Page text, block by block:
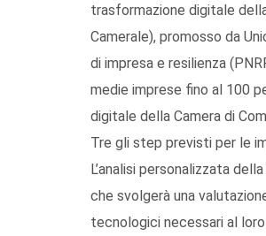
trasformazione digitale
Camerale), promosso da
di impresa e resilienza
medie imprese fino al 100
digitale della Camera di
Tre gli step previsti per le
L’analisi personalizzata
che svolgerà una
tecnologici necessari al